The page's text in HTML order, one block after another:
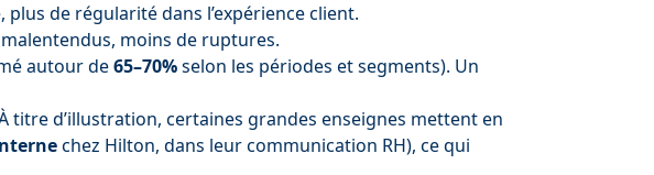
de régularité dans l’expérience client.
moins de ruptures.
autour de65–70%selon les périodes et segments). Un
titre d’illustration, certaines grandes enseignes mettent en
chez Hilton, dans leur communication RH), ce qui